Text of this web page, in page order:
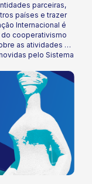
parceiras,
países e trazer
Internacional é
do cooperativismo
as atividades de
pelo Sistema